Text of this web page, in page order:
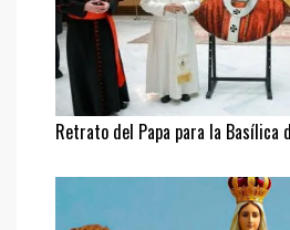
Retrato del Papa para la Basílica